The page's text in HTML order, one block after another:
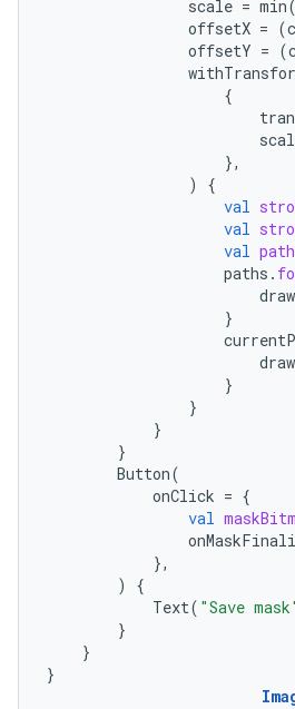
scale = min(
offsetX = (
offsetY = (
{
},
)
{
val
val
val
paths .
}
}
}
}
}
Button(
onClick = {
val
},
)
{
Text( "Save
}
}
}